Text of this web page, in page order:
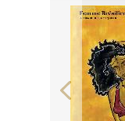
Previous